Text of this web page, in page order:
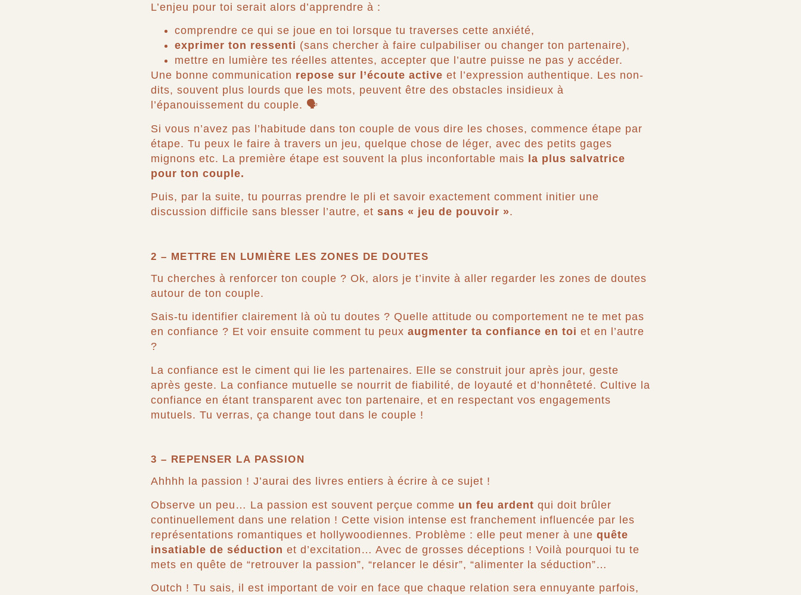
L’enjeu pour toi serait alors d’apprendre à :
comprendre ce qui se joue en toi lorsque tu traverses cette anxiété,
exprimer ton ressenti (sans chercher à faire culpabiliser ou changer ton partenaire),
mettre en lumière tes réelles attentes, accepter que l’autre puisse ne pas y accéder.
Une bonne communication repose sur l’écoute active et l’expression authentique. Les non-
dits, souvent plus lourds que les mots, peuvent être des obstacles insidieux à
l’épanouissement du couple. 🗣️
Si vous n’avez pas l’habitude dans ton couple de vous dire les choses, commence étape par
étape. Tu peux le faire à travers un jeu, quelque chose de léger, avec des petits gages
mignons etc. La première étape est souvent la plus inconfortable mais la plus salvatrice
pour ton couple.
Puis, par la suite, tu pourras prendre le pli et savoir exactement comment initier une
discussion difficile sans blesser l’autre, et sans « jeu de pouvoir ».
2 – METTRE EN LUMIÈRE LES ZONES DE DOUTES
Tu cherches à renforcer ton couple ? Ok, alors je t’invite à aller regarder les zones de doutes
autour de ton couple.
Sais-tu identifier clairement là où tu doutes ? Quelle attitude ou comportement ne te met pas
en confiance ? Et voir ensuite comment tu peux augmenter ta confiance en toi et en l’autre
?
La confiance est le ciment qui lie les partenaires. Elle se construit jour après jour, geste
après geste. La confiance mutuelle se nourrit de fiabilité, de loyauté et d’honnêteté. Cultive la
confiance en étant transparent avec ton partenaire, et en respectant vos engagements
mutuels. Tu verras, ça change tout dans le couple !
3 – REPENSER LA PASSION
Ahhhh la passion ! J’aurai des livres entiers à écrire à ce sujet !
Observe un peu… La passion est souvent perçue comme un feu ardent qui doit brûler
continuellement dans une relation ! Cette vision intense est franchement influencée par les
représentations romantiques et hollywoodiennes. Problème : elle peut mener à une quête
insatiable de séduction et d’excitation… Avec de grosses déceptions ! Voilà pourquoi tu te
mets en quête de “retrouver la passion”, “relancer le désir”, “alimenter la séduction”…
Outch ! Tu sais, il est important de voir en face que chaque relation sera ennuyante parfois,